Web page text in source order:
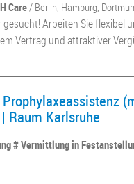
Care/ Berlin, Hamburg,
Arbeiten Sie flexibel
Vertrag und attraktiver
Raum Karlsruhe
# Vermittlung in